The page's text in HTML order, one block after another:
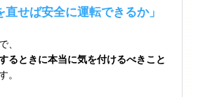
直せば安全に運転できるか」
、
るときに本当に気を付けるべきこと
。